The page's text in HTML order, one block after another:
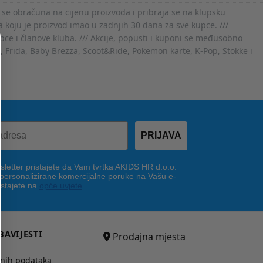
obračuna na cijenu proizvoda i pribraja se na klupsku
koju je proizvod imao u zadnjih 30 dana za sve kupce. ///
i članove kluba. /// Akcije, popusti i kuponi se međusobno
Baby Brezza, Scoot&Ride, Pokemon karte, K-Pop, Stokke i
PRIJAVA
pristajete da Vam tvrtka AKIDS HR d.o.o.
komercijalne poruke na Vašu e-
na
.
podataka
Prodajna mjesta